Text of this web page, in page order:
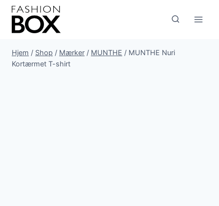
Fortsæt
indhold
Hjem / Shop / Mærker / MUNTHE / MUNTHE Nuri
Kortærmet T-shirt